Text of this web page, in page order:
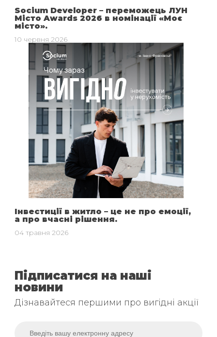
Socium Developer – переможець ЛУН
Місто Awards 2026 в номінації «Моє
місто».
10 червня 2026
Інвестиції в житло – це не про емоції,
а про вчасні рішення.
04 травня 2026
Підписатися на наші
новини
Дізнавайтеся першими про вигідні акції